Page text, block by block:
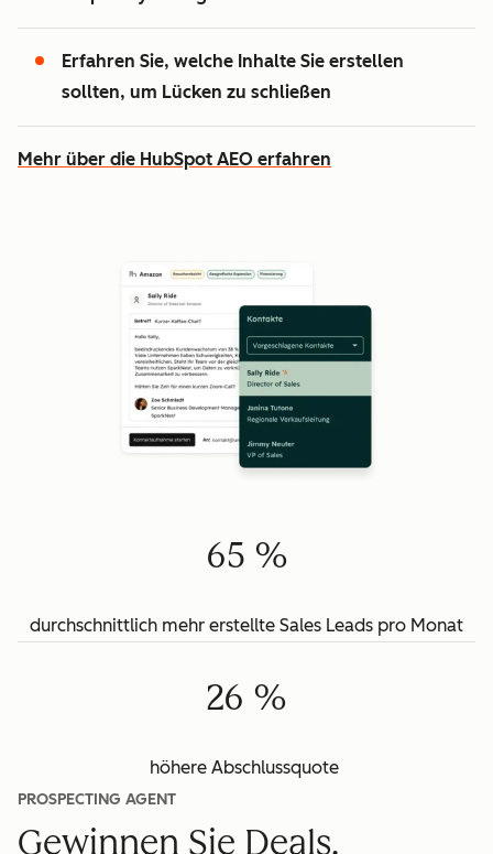
Erfahren Sie, welche Inhalte Sie erstellen
sollten, um Lücken zu schließen
Mehr über die HubSpot AEO erfahren
65 %
durchschnittlich mehr erstellte Sales Leads pro Monat
26 %
höhere Abschlussquote
PROSPECTING AGENT
Gewinnen Sie Deals.